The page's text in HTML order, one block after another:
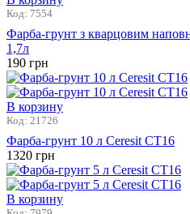
В корзину
Код: 7554
Фарба-грунт з кварцовим
1,7л
190 грн
В корзину
Код: 21726
Фарба-грунт 10 л Ceresit CT16
1320 грн